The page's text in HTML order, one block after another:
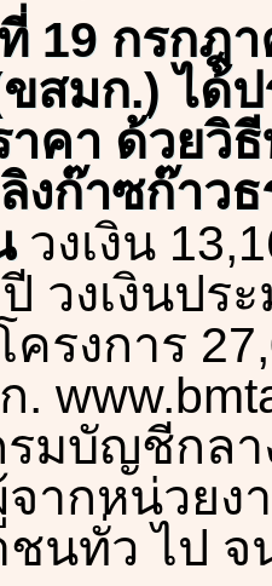
19 กรกฎ
สมก.) ได้
คา ด้วยวิ
งก๊าซก๊าว
วงเงิน
วงเงินป
รงการ
รมบัญชีกล
จากหน่วยง
ชนทั่ว ไป